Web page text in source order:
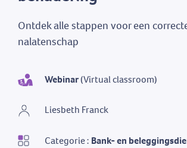
Webinar(Virtual classroom)
Liesbeth Franck
Categorie : Bank- en
Ontdek alle stappen voor een
nalatenschap